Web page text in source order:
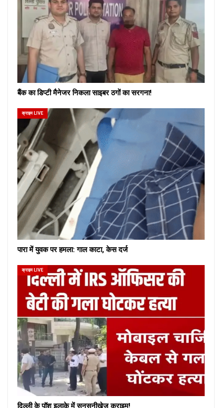
बैंक का डिप्टी मैनेजर निकला साइबर ठगों का सरगना!
क्राइम LIVE
पारा में युवक पर हमला: गाल काटा, केस दर्ज
क्राइम LIVE